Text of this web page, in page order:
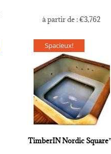
à partir de :€3,762
Spacieux!
TimberIN Nordic